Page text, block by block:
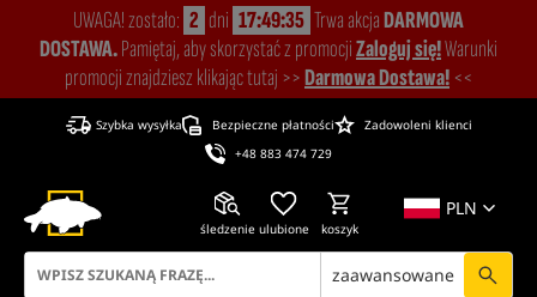
UWAGA! zostało: 2 dni 17:49:35 Trwa akcjaDARMOWA
DOSTAWA.Pamiętaj, aby skorzystać z promocjiZaloguj się!Warunki
promocji znajdziesz klikając tutaj >>Darmowa Dostawa! <<
Szybka wysyłka Bezpieczne płatności
Zadowoleni klienci
+48 883 474 729
PLN
śledzenie ulubione koszyk
zaawansowane